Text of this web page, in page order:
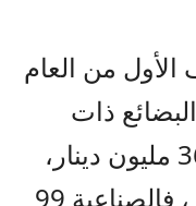
من العام
ذات
منشأ أجنبي) بقيمة نحو 361 مليون دينار،
فالزراعية 103 ملايين دينار، فالصناعية 99